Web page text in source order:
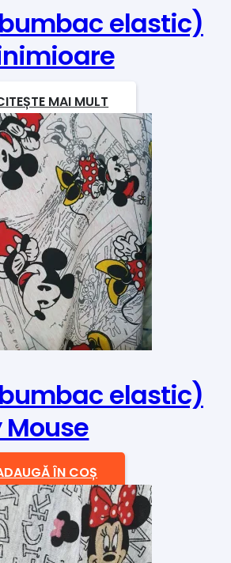
elastic)
MAI MULT
elastic)
ÎN COȘ